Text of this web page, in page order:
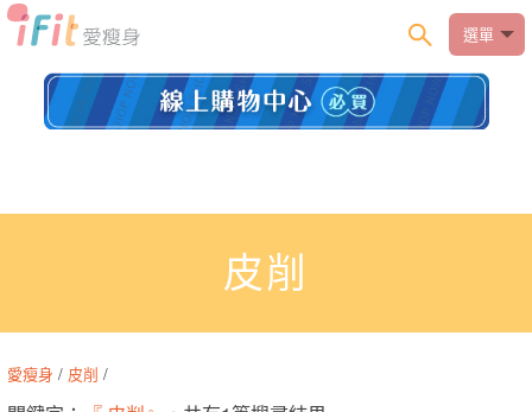
選單
皮削
愛瘦身 / 皮削 /